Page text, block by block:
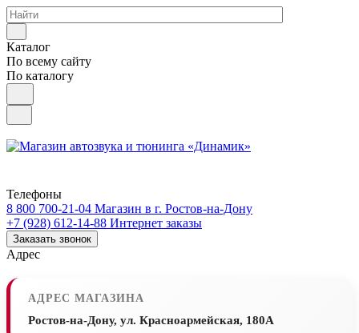
Каталог
По всему сайту
По каталогу
Телефоны
8 800 700-21-04 Магазин в г. Ростов-на-Дону
+7 (928) 612-14-88 Интернет заказы
Заказать звонок
Адрес
АДРЕС МАГАЗИНА
Ростов-на-Дону, ул. Красноармейская, 180А